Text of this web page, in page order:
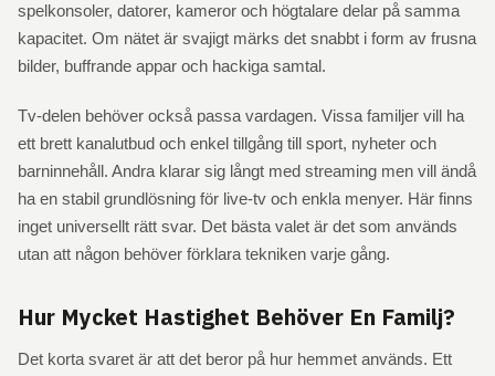
spelkonsoler, datorer, kameror och högtalare delar på samma
kapacitet. Om nätet är svajigt märks det snabbt i form av frusna
bilder, buffrande appar och hackiga samtal.
Tv-delen behöver också passa vardagen. Vissa familjer vill ha
ett brett kanalutbud och enkel tillgång till sport, nyheter och
barninnehåll. Andra klarar sig långt med streaming men vill ändå
ha en stabil grundlösning för live-tv och enkla menyer. Här finns
inget universellt rätt svar. Det bästa valet är det som används
utan att någon behöver förklara tekniken varje gång.
Hur Mycket Hastighet Behöver En Familj?
Det korta svaret är att det beror på hur hemmet används. Ett